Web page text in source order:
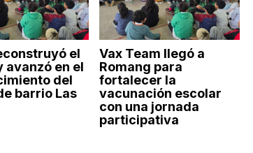
el
avanzó en el
del
barrio Las
Vax Team llegó a
Romang para
fortalecer la
vacunación escolar
con una jornada
participativa